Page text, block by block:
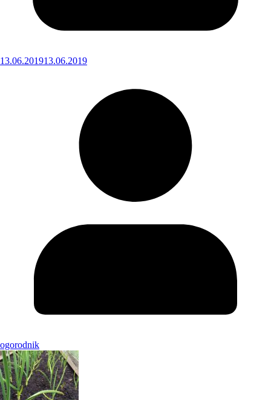
13.06.201913.06.2019
ogorodnik